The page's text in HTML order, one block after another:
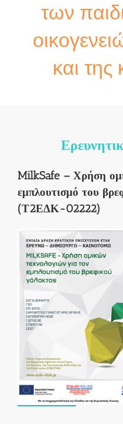
των
και της
MilkSafe – Χρήση
εμπλουτισμό του
(Τ2ΕΔΚ-02222)